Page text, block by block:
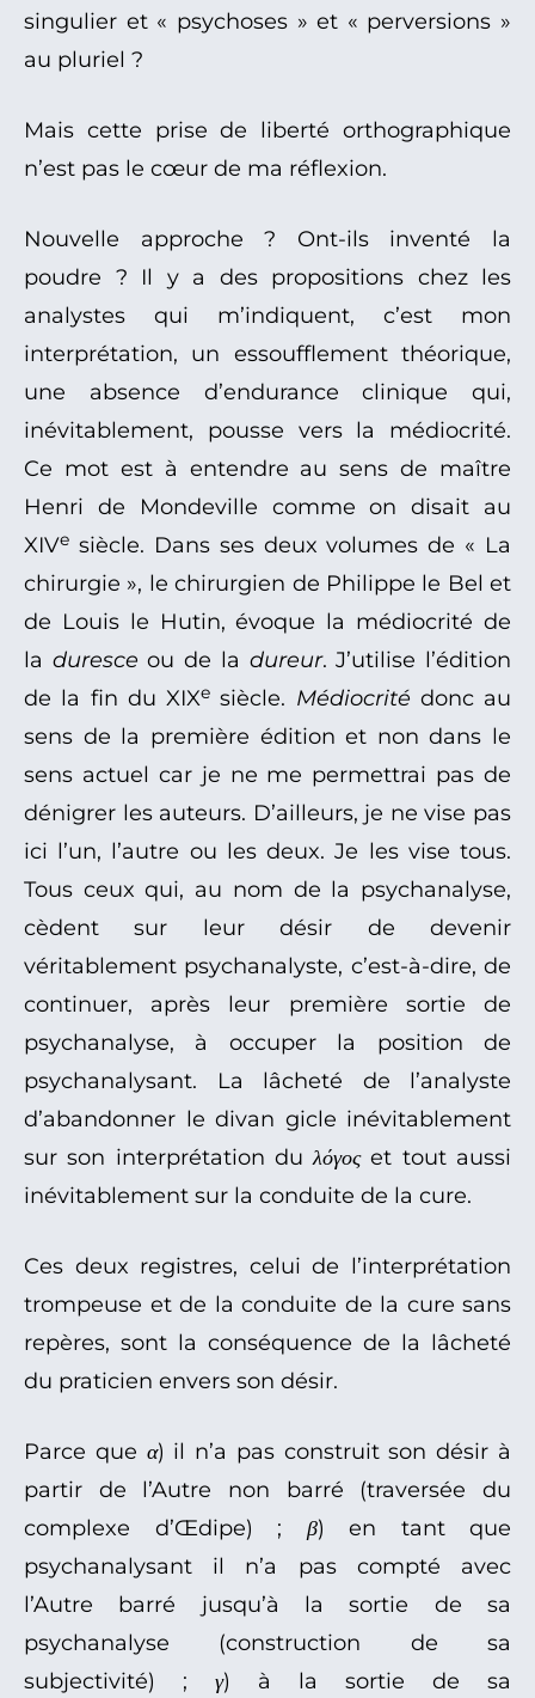
singulier et « psychoses » et « perversions »
au pluriel ?
Mais cette prise de liberté orthographique
n’est pas le cœur de ma réflexion.
Nouvelle approche ? Ont-ils inventé la
poudre ? Il y a des propositions chez les
analystes qui m’indiquent, c’est mon
interprétation, un essoufflement théorique,
une absence d’endurance clinique qui,
inévitablement, pousse vers la médiocrité.
Ce mot est à entendre au sens de maître
Henri de Mondeville comme on disait au
XIVe siècle. Dans ses deux volumes de « La
chirurgie », le chirurgien de Philippe le Bel et
de Louis le Hutin, évoque la médiocrité de
la duresce ou de la dureur. J’utilise l’édition
de la fin du XIXe siècle. Médiocrité donc au
sens de la première édition et non dans le
sens actuel car je ne me permettrai pas de
dénigrer les auteurs. D’ailleurs, je ne vise pas
ici l’un, l’autre ou les deux. Je les vise tous.
Tous ceux qui, au nom de la psychanalyse,
cèdent sur leur désir de devenir
véritablement psychanalyste, c’est-à-dire, de
continuer, après leur première sortie de
psychanalyse, à occuper la position de
psychanalysant. La lâcheté de l’analyste
d’abandonner le divan gicle inévitablement
sur son interprétation duλόγοςet tout aussi
inévitablement sur la conduite de la cure.
Ces deux registres, celui de l’interprétation
trompeuse et de la conduite de la cure sans
repères, sont la conséquence de la lâcheté
du praticien envers son désir.
Parce que α) il n’a pas construit son désir à
partir de l’Autre non barré (traversée du
complexe d’Œdipe) ; β) en tant que
psychanalysant il n’a pas compté avec
l’Autre barré jusqu’à la sortie de sa
psychanalyse (construction de sa
subjectivité) ; γ) à la sortie de sa